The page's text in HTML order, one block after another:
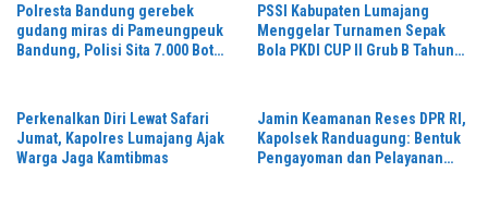
Polresta Bandung gerebek
gudang miras di Pameungpeuk
Bandung, Polisi Sita 7.000 Botol
PSSI Kabupaten Lumajang
Menggelar Turnamen Sepak
Bola PKDI CUP II Grub B Tahun
Perkenalkan Diri Lewat Safari
Jumat, Kapolres Lumajang Ajak
Warga Jaga Kamtibmas
Jamin Keamanan Reses DPR RI,
Kapolsek Randuagung: Bentuk
Pengayoman dan Pelayanan